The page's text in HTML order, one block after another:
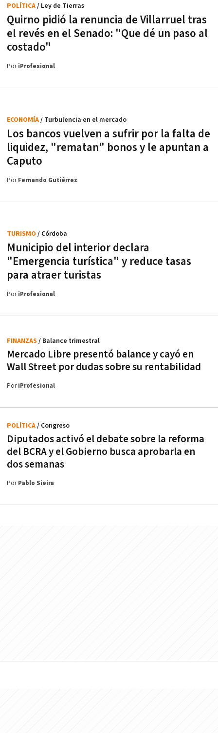
Quirno pidió la renuncia de Villarruel tras
el revés en el Senado: "Que dé un paso al
costado"
POLÍTICA/ Ley de Tierras
PoriProfesional
Los bancos vuelven a sufrir por la falta de
liquidez, "rematan" bonos y le apuntan a
Caputo
ECONOMÍA/ Turbulencia en el mercado
PorFernando Gutiérrez
Municipio del interior declara
"Emergencia turística" y reduce tasas
para atraer turistas
TURISMO / Córdoba
PoriProfesional
Mercado Libre presentó balance y cayó en
Wall Street por dudas sobre su rentabilidad
FINANZAS / Balance trimestral
PoriProfesional
Diputados activó el debate sobre la reforma
del BCRA y el Gobierno busca aprobarla en
dos semanas
POLÍTICA/ Congreso
PorPablo Sieira